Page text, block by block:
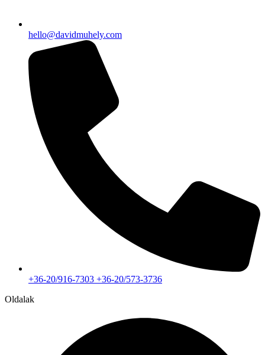
hello@davidmuhely.com
+36-20/916-7303 +36-20/573-3736
Oldalak